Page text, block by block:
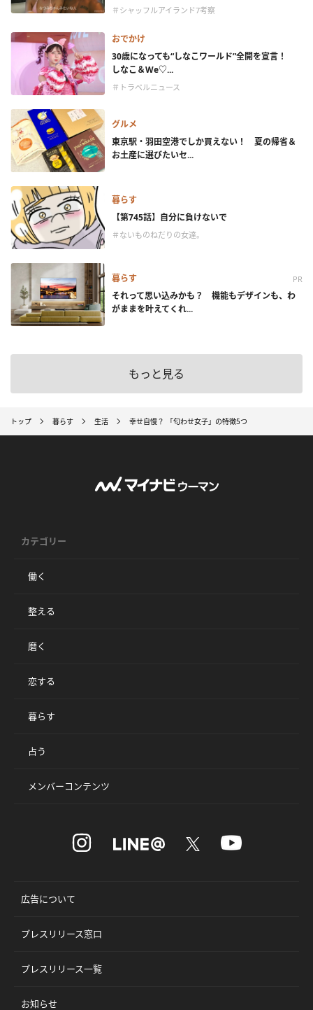
＃シャッフルアイランド7考察
おでかけ
30歳になっても“しなこワールド”全開を宣言！
しなこ＆We♡...
＃トラベルニュース
グルメ
東京駅・羽田空港でしか買えない！ 夏の帰省＆
お土産に選びたいセ...
暮らす
【第745話】自分に負けないで
＃ないものねだりの女達。
暮らす PR
それって思い込みかも？ 機能もデザインも、わ
がままを叶えてくれ...
もっと見る
トップ 暮らす 生活 幸せ自慢？ 「匂わせ女子」の特徴5つ
カテゴリー
働く
整える
磨く
恋する
暮らす
占う
メンバーコンテンツ
広告について
プレスリリース窓口
プレスリリース一覧
お知らせ